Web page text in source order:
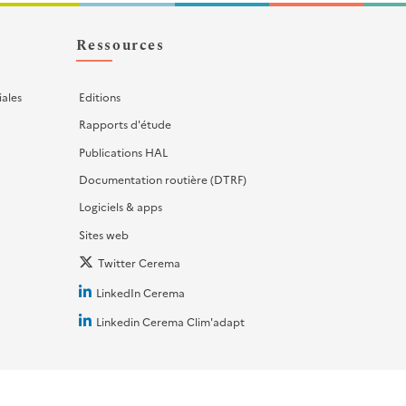
Ressources
Editions
Rapports d'étude
Publications HAL
Documentation routière (DTRF)
Logiciels & apps
Sites web
Twitter Cerema
LinkedIn Cerema
Linkedin Cerema Clim'adapt